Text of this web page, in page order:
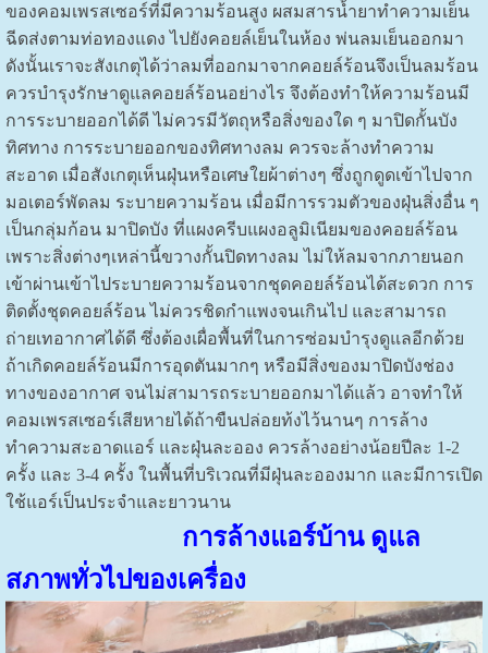
ของคอมเพรสเซอร์ที่มีความร้อนสูง ผสมสารน้ำยาทำความเย็น
ฉีดส่งตามท่อทองแดง ไปยังคอยล์เย็นในห้อง พ่นลมเย็นออกมา
ดังนั้นเราจะสังเกตุได้ว่าลมที่ออกมาจากคอยล์ร้อนจึงเป็นลมร้อน
ควรบำรุงรักษาดูแลคอยล์ร้อนอย่างไร จึงต้องทำให้ความร้อนมี
การระบายออกได้ดี ไม่ควรมีวัตถุหรือสิ่งของใด ๆ มาปิดกั้นบัง
ทิศทาง การระบายออกของทิศทางลม ควรจะล้างทำความ
สะอาด เมื่อสังเกตุเห็นฝุ่นหรือเศษใยผ้าต่างๆ ซึ่งถูกดูดเข้าไปจาก
มอเตอร์พัดลม ระบายความร้อน เมื่อมีการรวมตัวของฝุ่นสิ่งอื่น ๆ
เป็นกลุ่มก้อน มาปิดบัง ที่แผงครีบแผงอลูมิเนียมของคอยล์ร้อน
เพราะสิ่งต่างๆเหล่านี้ขวางกั้นปิดทางลม ไม่ให้ลมจากภายนอก
เข้าผ่านเข้าไประบายความร้อนจากชุดคอยล์ร้อนได้สะดวก การ
ติดตั้งชุดคอยล์ร้อน ไม่ควรชิดกำแพงจนเกินไป และสามารถ
ถ่ายเทอากาศได้ดี ซึ่งต้องเผื่อพื้นที่ในการซ่อมบำรุงดูแลอีกด้วย
ถ้าเกิดคอยล์ร้อนมีการอุดตันมากๆ หรือมีสิ่งของมาปิดบังช่อง
ทางของอากาศ จนไม่สามารถระบายออกมาได้แล้ว อาจทำให้
คอมเพรสเซอร์เสียหายได้ถ้าขืนปล่อยท้งไว้นานๆ การล้าง
ทำความสะอาดแอร์ และฝุ่นละออง ควรล้างอย่างน้อยปีละ 1-2
ครั้ง และ 3-4 ครั้ง ในพื้นที่บริเวณที่มีฝุ่นละอองมาก และมีการเปิด
ใช้แอร์เป็นประจำและยาวนาน
การล้างแอร์บ้าน ดูแล
สภาพทั่วไปของเครื่อง